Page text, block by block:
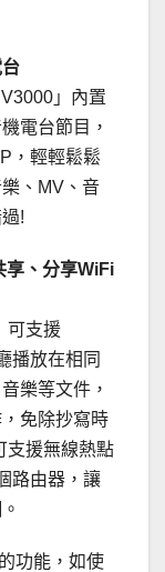
」內置
電台節目，
，輕輕鬆鬆
、MV、音
!
、分享WiFi
可支援
播放在相同
樂等文件，
免除抄寫時
支援無線熱點
路由器，讓
功能，如使